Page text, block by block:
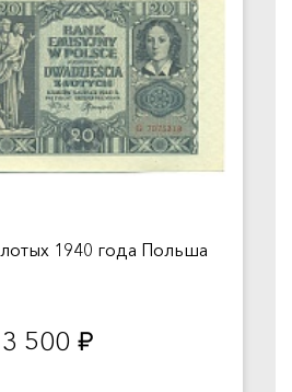
1940 года Польша
3 500 руб.